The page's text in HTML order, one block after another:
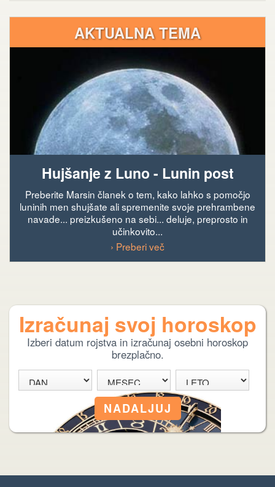
AKTUALNA TEMA
Hujšanje z Luno - Lunin post
Preberite Marsin članek o tem, kako lahko s pomočjo
luninih men shujšate ali spremenite svoje prehrambene
navade... preizkušeno na sebi... deluje, preprosto in
učinkovito...
› Preberi več
Izračunaj svoj horoskop
Izberi datum rojstva in izračunaj osebni horoskop
brezplačno.